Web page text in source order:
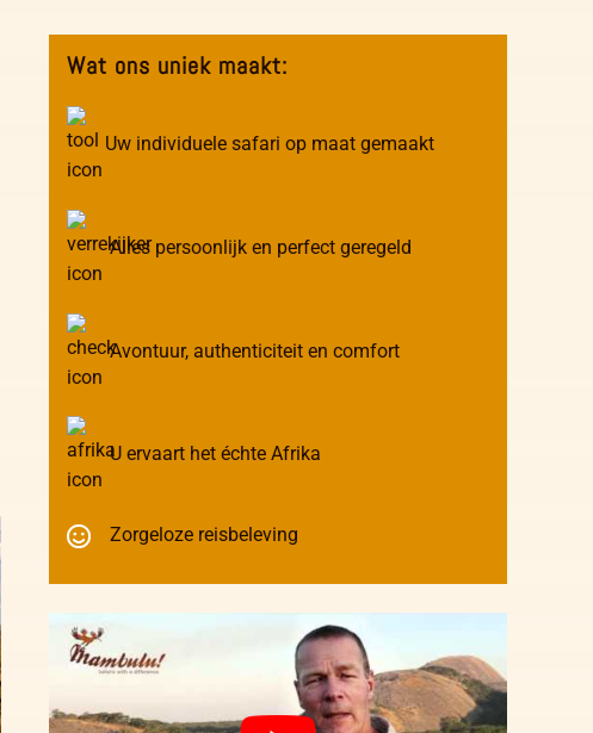
Wat ons uniek maakt:
Uw individuele safari op maat gemaakt
Alles persoonlijk en perfect geregeld
Avontuur, authenticiteit en comfort
U ervaart het échte Afrika
Zorgeloze reisbeleving